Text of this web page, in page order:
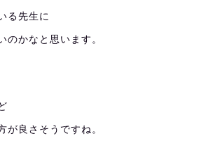
る先生に
のかなと思います。
が良さそうですね。